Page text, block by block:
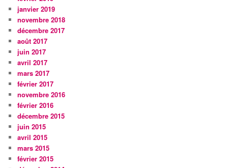
janvier 2019
novembre 2018
décembre 2017
août 2017
juin 2017
avril 2017
mars 2017
février 2017
novembre 2016
février 2016
décembre 2015
juin 2015
avril 2015
mars 2015
février 2015